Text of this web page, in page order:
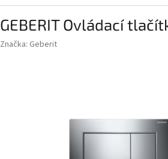
GEBERIT Ovládací
Značka: Geberit